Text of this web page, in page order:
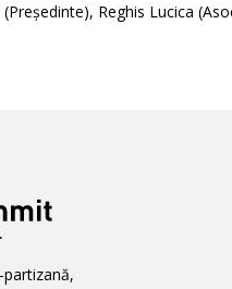
Reghis Lucica